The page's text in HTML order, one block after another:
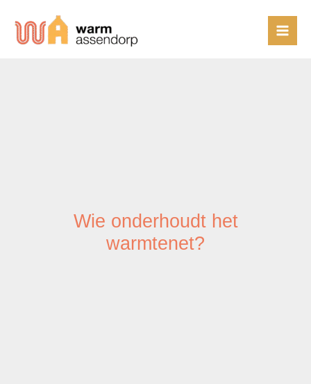
naar
Wie onderhoudt het
warmtenet?